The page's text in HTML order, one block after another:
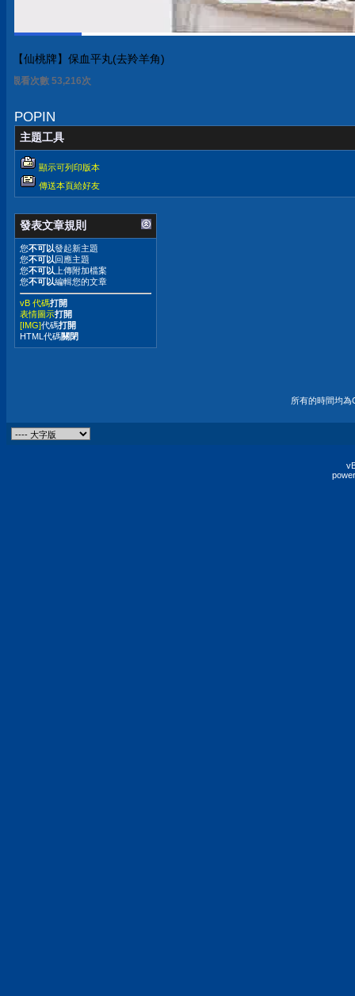
【仙桃牌】保血平丸(去羚羊角)
觀看次數 53,220次
POPIN
主題工具
顯示可列印版本
傳送本頁給好友
發表文章規則
您不可以發起新主題
您不可以 回應主題
您不可以 上傳附加檔案
您不可以編輯您的文章
vB 代碼打開
表情圖示打開
[IMG]代碼打開
HTML代碼關閉
所有的時間均為